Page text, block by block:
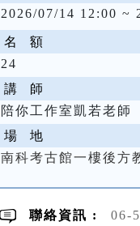
2026/07/14 12:00 ~
名 額
24
講 師
陪你工作室凱若老師
場 地
南科考古館一樓後方
聯絡資訊 : 06-